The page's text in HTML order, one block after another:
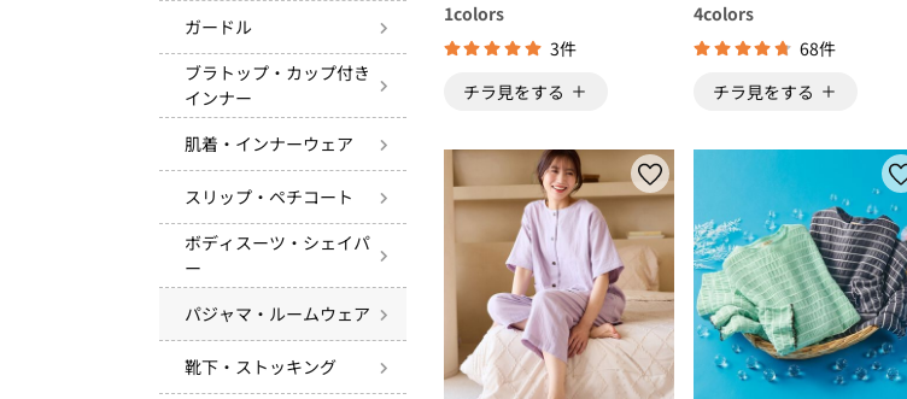
ガードル
ブラトップ・カップ付き
インナー
肌着・インナーウェア
スリップ・ペチコート
ボディスーツ・シェイパ
ー
パジャマ・ルームウェア
靴下・ストッキング
1colors
3件
チラ見をする
4colors
68件
チラ見をする